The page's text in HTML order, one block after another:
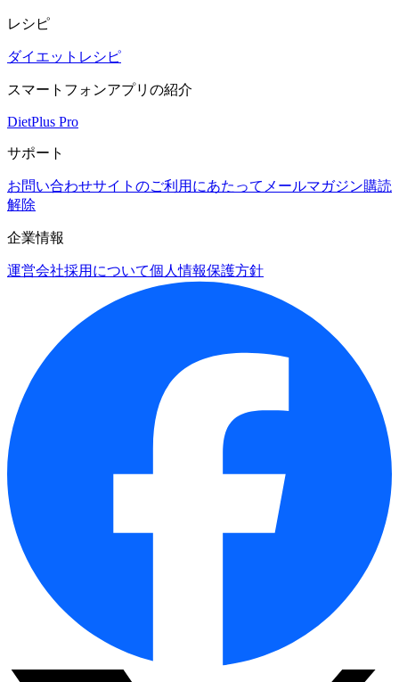
レシピ
ダイエットレシピ
スマートフォンアプリの紹介
DietPlus Pro
サポート
お問い合わせサイトのご利用にあたって メールマガジン購読
解除
企業情報
運営会社採用について個人情報保護方針